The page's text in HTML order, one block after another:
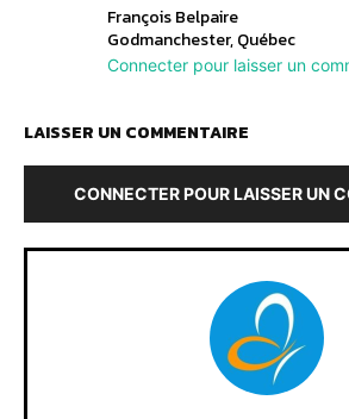
François Belpaire
Godmanchester, Québec
Connecter pour laisser un
LAISSER UN COMMENTAIRE
CONNECTER POUR LAISSER UN